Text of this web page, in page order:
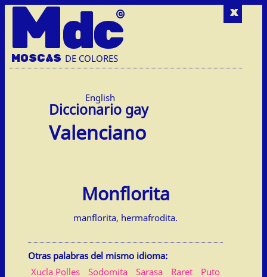
x
Mdc
MOSCAS DE COLORES
English
Valenciano
Monflorita
manflorita, hermafrodita.
Otras palabras del mismo idioma:
Xucla Polles
Sodomita Sarasa Raret Puto